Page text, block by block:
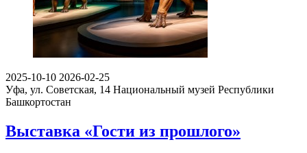
2025-10-10 2026-02-25
Уфа, ул. Советская, 14 Национальный музей Республики
Башкортостан
Выставка «Гости из прошлого»